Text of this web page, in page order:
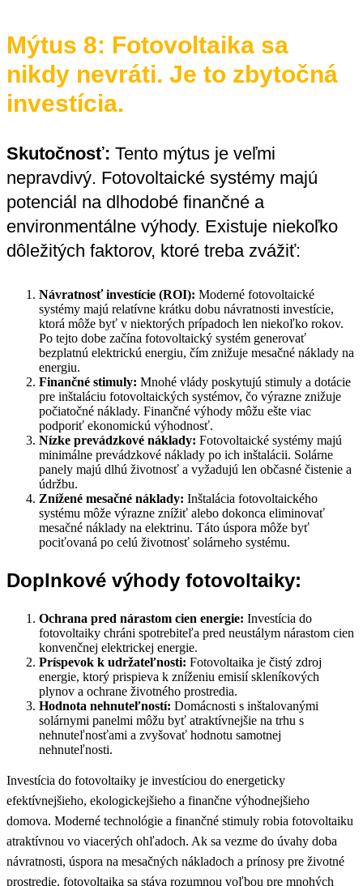
Mýtus 8: Fotovoltaika sa
nikdy nevráti. Je to zbytočná
investícia.
Skutočnosť: Tento mýtus je veľmi
nepravdivý. Fotovoltaické systémy majú
potenciál na dlhodobé finančné a
environmentálne výhody. Existuje niekoľko
dôležitých faktorov, ktoré treba zvážiť:
Návratnosť investície (ROI): Moderné fotovoltaické
systémy majú relatívne krátku dobu návratnosti investície,
ktorá môže byť v niektorých prípadoch len niekoľko rokov.
Po tejto dobe začína fotovoltaický systém generovať
bezplatnú elektrickú energiu, čím znižuje mesačné náklady na
energiu.
Finančné stimuly: Mnohé vlády poskytujú stimuly a dotácie
pre inštaláciu fotovoltaických systémov, čo výrazne znižuje
počiatočné náklady. Finančné výhody môžu ešte viac
podporiť ekonomickú výhodnosť.
Nízke prevádzkové náklady: Fotovoltaické systémy majú
minimálne prevádzkové náklady po ich inštalácii. Solárne
panely majú dlhú životnosť a vyžadujú len občasné čistenie a
údržbu.
Znížené mesačné náklady: Inštalácia fotovoltaického
systému môže výrazne znížiť alebo dokonca eliminovať
mesačné náklady na elektrinu. Táto úspora môže byť
pociťovaná po celú životnosť solárneho systému.
Doplnkové výhody fotovoltaiky:
Ochrana pred nárastom cien energie: Investícia do
fotovoltaiky chráni spotrebiteľa pred neustálym nárastom cien
konvenčnej elektrickej energie.
Príspevok k udržateľnosti: Fotovoltaika je čistý zdroj
energie, ktorý prispieva k zníženiu emisií skleníkových
plynov a ochrane životného prostredia.
Hodnota nehnuteľností: Domácnosti s inštalovanými
solárnymi panelmi môžu byť atraktívnejšie na trhu s
nehnuteľnosťami a zvyšovať hodnotu samotnej
nehnuteľnosti.
Investícia do fotovoltaiky je investíciou do energeticky
efektívnejšieho, ekologickejšieho a finančne výhodnejšieho
domova. Moderné technológie a finančné stimuly robia fotovoltaiku
atraktívnou vo viacerých ohľadoch. Ak sa vezme do úvahy doba
návratnosti, úspora na mesačných nákladoch a prínosy pre životné
prostredie, fotovoltaika sa stáva rozumnou voľbou pre mnohých